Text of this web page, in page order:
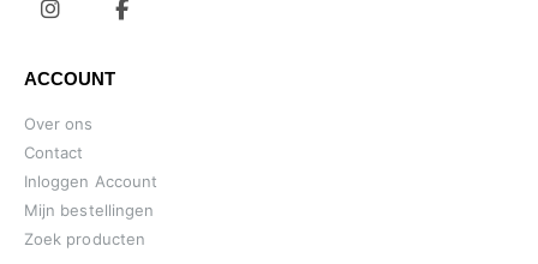
ACCOUNT
Over ons
Contact
Inloggen Account
Mijn bestellingen
Zoek producten